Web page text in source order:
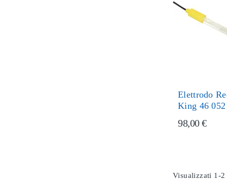
Elettrodo
King 46 052
98,00 €
Visualizzati 1-